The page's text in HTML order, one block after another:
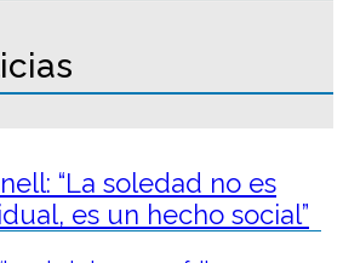
“La soledad no es
es un hecho social”